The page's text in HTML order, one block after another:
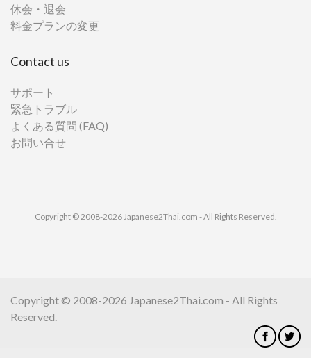
休会・退会
料金プランの変更
Contact us
サポート
緊急トラブル
よくある質問 (FAQ)
お問い合せ
Copyright © 2008-2026 Japanese2Thai.com - All Rights Reserved.
Copyright © 2008-2026 Japanese2Thai.com - All Rights
Reserved.